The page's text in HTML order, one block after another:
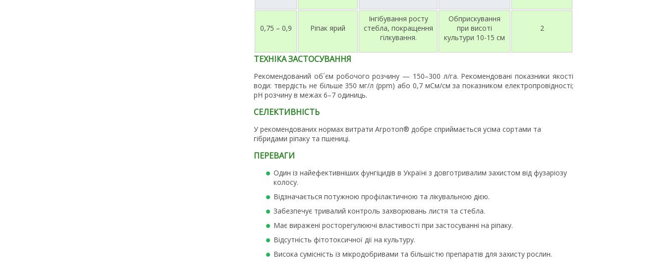
0,75 – 0,9 Ріпак ярий
Інгібування росту
стебла, покращення
гілкування.
Обприскування
при висоті
культури 10-15 см
2
ТЕХНІКА ЗАСТОСУВАННЯ
Рекомендований об´єм робочого розчину — 150–300 л/га. Рекомендовані показники якості
води: твердість не більше 350 мг/л (ррm) або 0,7 мСм/cм за показником електропровідності;
рН розчину в межах 6–7 одиниць.
СЕЛЕКТИВНІСТЬ
У рекомендованих нормах витрати Агротоп® добре сприймається усіма сортами та
гібридами ріпаку та пшениці.
ПЕРЕВАГИ
Один із найефективніших фунгіцидів в Україні з довготривалим захистом від фузаріозу
колосу.
Відзначається потужною профілактичною та лікувальною дією.
Забезпечує тривалий контроль захворювань листя та стебла.
Має виражені росторегулюючі властивості при застосуванні на ріпаку.
Відсутність фітотоксичної дії на культуру.
Висока сумісність із мікродобривами та більшістю препаратів для захисту рослин.